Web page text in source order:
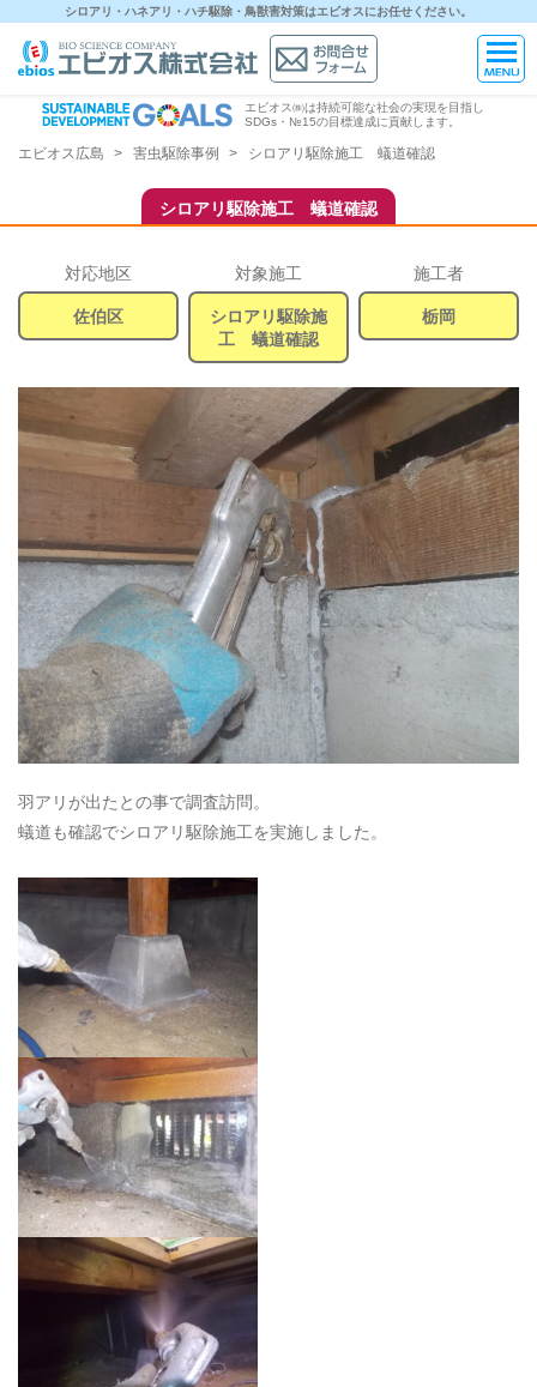
シロアリ・ハネアリ・ハチ駆除・鳥獣害対策はエビオスにお任せください。
エビオス㈱は持続可能な社会の実現を目指し
SDGs・№15の目標達成に貢献します。
エビオス広島 害虫駆除事例 シロアリ駆除施工 蟻道確認
シロアリ駆除施工 蟻道確認
対応地区
佐伯区
対象施工
シロアリ駆除施
工 蟻道確認
施工者
栃岡
羽アリが出たとの事で調査訪問。
蟻道も確認でシロアリ駆除施工を実施しました。